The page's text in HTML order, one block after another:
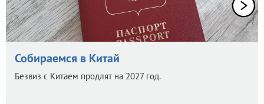
Собираемся в Китай
Безвиз с Китаем продлят на 2027 год.